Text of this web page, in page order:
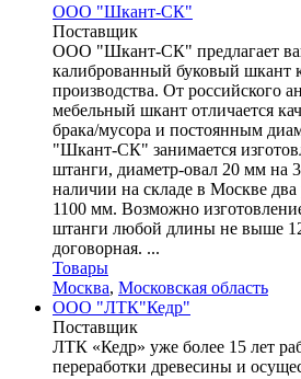
ООО "Шкант-СК"
Поставщик
ООО "Шкант-СК" предлагает
калиброванный буковый шкант
производства. От российского
мебельный шкант отличается
брака/мусора и постоянным
"Шкант-СК" занимается
штанги, диаметр-овал 20 мм на
наличии на складе в Москве
1100 мм. Возможно
штанги любой длины не выше
договорная. ...
Товары
Москва, Московская область
ООО "ЛТК"Кедр"
Поставщик
ЛТК «Кедр» уже более 15 лет
переработки древесины и